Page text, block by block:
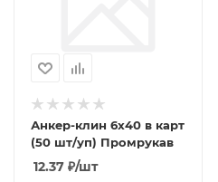
Анкер-клин 6x40 в карт
(50 шт/уп) Промрукав
12.37 ₽/шт